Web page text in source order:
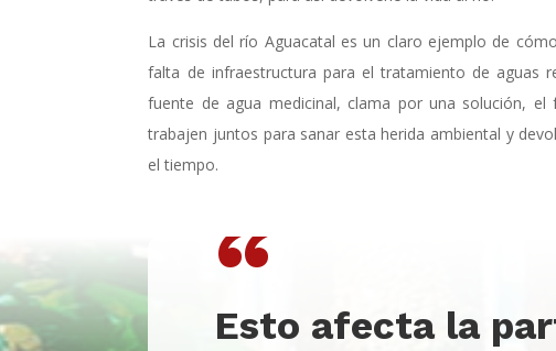
La crisis del río Aguacatal es un claro ejemplo de
falta de infraestructura para el tratamiento de aguas
fuente de agua medicinal, clama por una solución,
trabajen juntos para sanar esta herida ambiental y
el tiempo.
“
Esto afecta la